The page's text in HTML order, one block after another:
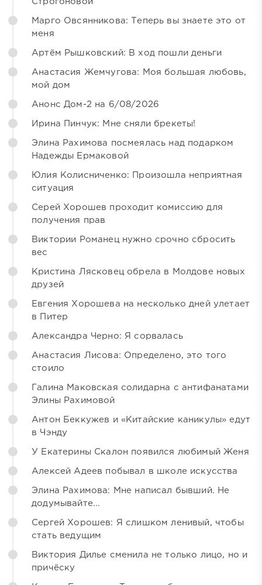
Марго Овсянникова: Теперь вы знаете это от
меня
Артём Рышковский: В ход пошли деньги
Анастасия Жемчугова: Моя большая любовь,
мой дом
Анонс Дом-2 на 6/08/2026
Ирина Пинчук: Мне сняли брекеты!
Элина Рахимова посмеялась над подарком
Надежды Ермаковой
Юлия Колисниченко: Произошла неприятная
ситуация
Серей Хорошев проходит комиссию для
получения прав
Виктории Романец нужно срочно сбросить
вес
Кристина Лясковец обрела в Молдове новых
друзей
Евгения Хорошева на несколько дней улетает
в Питер
Александра Черно: Я сорвалась
Анастасия Лисова: Определено, это того
стоило
Галина Маковская солидарна с антифанатами
Элины Рахимовой
Антон Беккужев и «Китайские каникулы» едут
в Чэнду
У Екатерины Скалон появился любимый Женя
Алексей Адеев побывал в школе искусства
Элина Рахимова: Мне написал бывший. Не
додумывайте...
Сергей Хорошев: Я слишком ленивый, чтобы
стать ведущим
Виктория Дилье сменила не только лицо, но и
причёску